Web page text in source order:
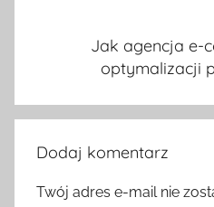
Jak agencja e-
optymalizacji
Dodaj komentarz
Twój adres e-mail nie